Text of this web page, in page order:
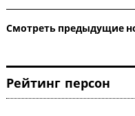
Смотреть